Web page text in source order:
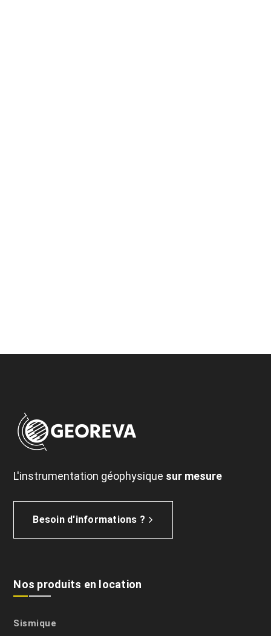
L'instrumentation géophysique sur mesure
Besoin d'informations ?
Nos produits en location
Sismique